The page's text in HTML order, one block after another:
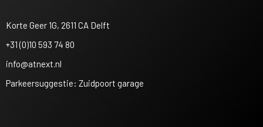
Korte Geer 1G, 2611 CA Delft
+31 (0)10 593 74 80
info@atnext.nl
Parkeersuggestie: Zuidpoort garage